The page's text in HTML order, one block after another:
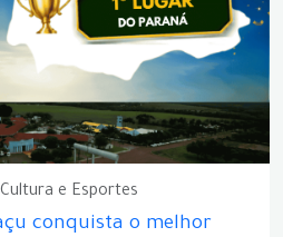
e Esportes
conquista o melhor